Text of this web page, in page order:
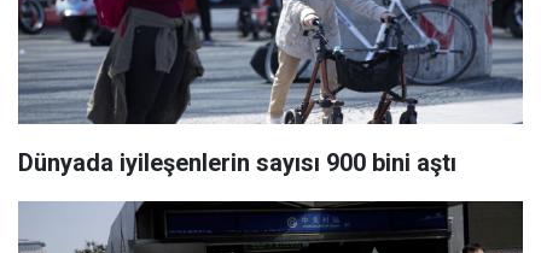
Dünyada iyileşenlerin sayısı 900 bini aştı